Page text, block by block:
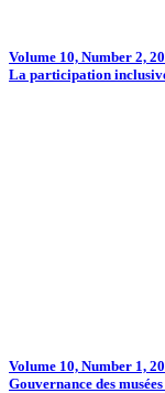
Volume 10, Number 2,
La participation
Volume 10, Number 1,
Gouvernance des